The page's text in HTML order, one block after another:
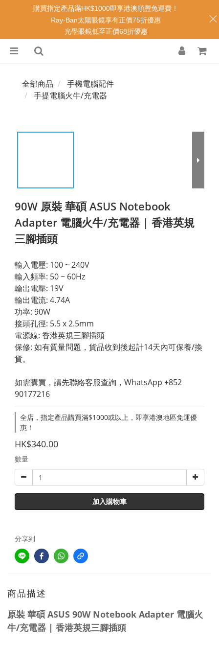
全部商品
手機電腦配件
手提電腦火牛/充電器
90W 原裝 華碩 ASUS Notebook
Adapter 電腦火牛/充電器 | 香港英規
三腳插頭
輸入電壓: 100 ~ 240V
輸入頻率: 50 ~ 60Hz
輸出電壓: 19V
輸出電流: 4.74A
功率: 90W
接頭孔徑: 5.5 x 2.5mm
電源線: 香港英規三腳插頭
保修: 如有質量問題，貨品收到後起計14天內可保養/換
貨。
如需購買，請先聯絡客服查詢，WhatsApp +852
90177216
全店，指定產品購買滿$1000或以上，即享港澳地區免運優
惠！
HK$340.00
數量
加入購物車
分享到
商品描述
原裝 華碩 ASUS 90W Notebook Adapter 電腦火
牛/充電器 | 香港英規三腳插頭
購買指定產品滿HK$1000即享港澳順豐免運費！
Ray-Ban太陽眼鏡享有正價75折優惠
光學眼鏡低至正價68折優惠